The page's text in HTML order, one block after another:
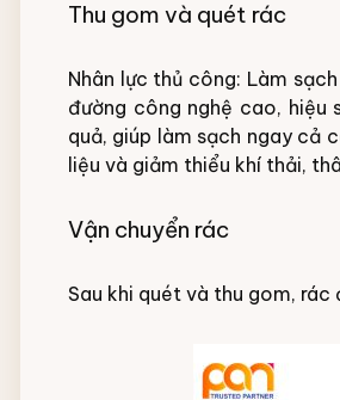
Thu gom và quét rác
Nhân lực thủ công: Làm
đường công nghệ cao, hiệu
quả, giúp làm sạch ngay cả
liệu và giảm thiểu khí thải,
Vận chuyển rác
Sau khi quét và thu gom, rác